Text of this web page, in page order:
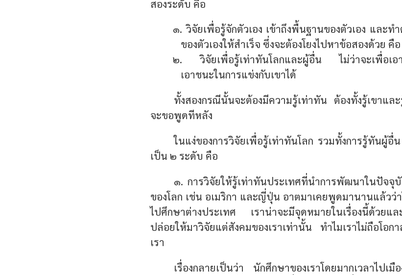
สองระดับ คือ
๑. วิจัยเพื่อรู้จักตัวเอง เข้าถึงพื้นฐานของตัวเอง และท
ของตัวเองให้สำเร็จ ซึ่งจะต้องโยงไปหาข้อสองด้วย คือ
๒. วิจัยเพื่อรู้เท่าทันโลกและผู้อื่น ไม่ว่าจะเพื่อเอา
เอาชนะในการแข่งกับเขาได้
ทั้งสองกรณีนั้นจะต้องมีความรู้เท่าทัน ต้องทั้งรู้เขาและ
จะขอพูดทีหลัง
ในแง่ของการวิจัยเพื่อรู้เท่าทันโลก รวมทั้งการรู้ทันผู้
เป็น ๒ ระดับ คือ
๑. การวิจัยให้รู้เท่าทันประเทศที่นำการพัฒนาในปัจจุ
ของโลก เช่น อเมริกา และญี่ปุ่น อาตมาเคยพูดมานานแล้วว่
ไปศึกษาต่างประเทศ เราน่าจะมีจุดหมายในเรื่องนี้ด้วยแ
ปล่อยให้มาวิจัยแต่สังคมของเราเท่านั้น ทำไมเราไม่ถือโอ
เรา
เรื่องกลายเป็นว่า นักศึกษาของเราโดยมากเวลาไป